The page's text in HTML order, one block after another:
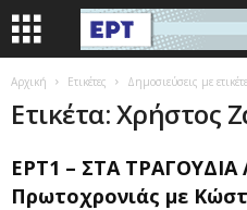
Αρχική Ετικέτες Δημοσιεύσεις με
Ετικέτα: Χρήστος
ΕΡΤ1 – ΣΤΑ ΤΡΑΓΟΥΔΙΑ
Πρωτοχρονιάς με